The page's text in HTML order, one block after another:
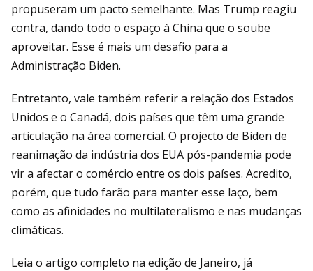
propuseram um pacto semelhante. Mas Trump reagiu
contra, dando todo o espaço à China que o soube
aproveitar. Esse é mais um desafio para a
Administração Biden.
Entretanto, vale também referir a relação dos Estados
Unidos e o Canadá, dois países que têm uma grande
articulação na área comercial. O projecto de Biden de
reanimação da indústria dos EUA pós-pandemia pode
vir a afectar o comércio entre os dois países. Acredito,
porém, que tudo farão para manter esse laço, bem
como as afinidades no multilateralismo e nas mudanças
climáticas.
Leia o artigo completo na edição de Janeiro, já